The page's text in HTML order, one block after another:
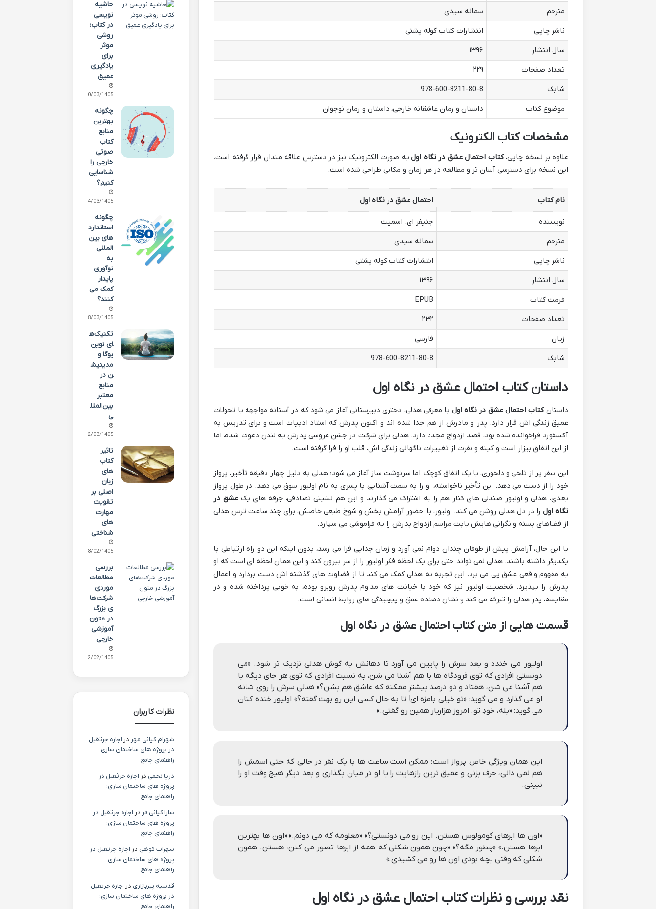
مترجم
سمانه سیدی
ناشر چاپی
انتشارات کتاب کوله پشتی
سال انتشار
۱۳۹۶
تعداد صفحات
۲۲۹
شابک
978-600-8211-80-8
موضوع کتاب
داستان و رمان عاشقانه خارجی، داستان و رمان نوجوان
مشخصات کتاب الکترونیک
علاوه بر نسخه چاپی،کتاب احتمال عشق در نگاه اولبه صورت الکترونیک نیز در دسترس علاقه مندان قرار گرفته است.
این نسخه برای دسترسی آسان تر و مطالعه در هر زمان و مکانی طراحی شده است.
نام کتاب احتمال عشق در نگاه اول
نویسنده
جنیفر ای. اسمیت
مترجم
سمانه سیدی
ناشر چاپی
انتشارات کتاب کوله پشتی
سال انتشار
۱۳۹۶
فرمت کتاب
EPUB
تعداد صفحات
۲۳۲
زبان
فارسی
شابک
978-600-8211-80-8
داستان کتاب احتمال عشق در نگاه اول
داستانکتاب احتمال عشق در نگاه اول با معرفی هدلی، دختری دبیرستانی آغاز می شود که در آستانه مواجهه با تحولات
عمیق زندگی اش قرار دارد. پدر و مادرش از هم جدا شده اند و اکنون پدرش که استاد ادبیات است و برای تدریس به
آکسفورد فراخوانده شده بود، قصد ازدواج مجدد دارد. هدلی برای شرکت در جشن عروسی پدرش به لندن دعوت شده، اما
از این اتفاق بیزار است و کینه و نفرت از تغییرات ناگهانی زندگی اش، قلب او را فرا گرفته است.
این سفر پر از تلخی و دلخوری، با یک اتفاق کوچک اما سرنوشت ساز آغاز می شود؛ هدلی به دلیل چهار دقیقه تأخیر، پرواز
خود را از دست می دهد. این تأخیر ناخواسته، او را به سمت آشنایی با پسری به نام اولیور سوق می دهد. در طول پرواز
بعدی، هدلی و اولیور صندلی های کنار هم را به اشتراک می گذارند و این هم نشینی تصادفی، جرقه های یکعشق در
نگاه اولرا در دل هدلی روشن می کند. اولیور، با حضور آرامش بخش و شوخ طبعی خاصش، برای چند ساعت ترس هدلی
از فضاهای بسته و نگرانی هایش بابت مراسم ازدواج پدرش را به فراموشی می سپارد.
با این حال، آرامش پیش از طوفان چندان دوام نمی آورد و زمان جدایی فرا می رسد، بدون اینکه این دو راه ارتباطی با
یکدیگر داشته باشند. هدلی نمی تواند حتی برای یک لحظه فکر اولیور را از سر بیرون کند و این همان لحظه ای است که او
به مفهوم واقعی عشق پی می برد. این تجربه به هدلی کمک می کند تا از قضاوت های گذشته اش دست بردارد و اعمال
پدرش را بپذیرد. شخصیت اولیور نیز که خود با خیانت های مداوم پدرش روبرو بوده، به خوبی پرداخته شده و در
مقایسه، پدر هدلی را تبرئه می کند و نشان دهنده عمق و پیچیدگی های روابط انسانی است.
قسمت هایی از متن کتاب احتمال عشق در نگاه اول
اولیور می خندد و بعد سرش را پایین می آورد تا دهانش به گوش هدلی نزدیک تر شود. «می
دونستی افرادی که توی فرودگاه ها با هم آشنا می شن، به نسبت افرادی که توی هر جای دیگه با
هم آشنا می شن، هفتاد و دو درصد بیشتر ممکنه که عاشق هم بشن؟» هدلی سرش را روی شانه
او می گذارد و می گوید: «تو خیلی بامزه ای! تا به حال کسی این رو بهت گفته؟» اولیور خنده کنان
می گوید: «بله، خودِ تو. امروز هزاربار همین رو گفتی.»
این همان ویژگی خاص پرواز است؛ ممکن است ساعت ها با یک نفر در حالی که حتی اسمش را
هم نمی دانی، حرف بزنی و عمیق ترین رازهایت را با او در میان بگذاری و بعد دیگر هیچ وقت او را
نبینی.
«اون ها ابرهای کومولوس هستن. این رو می دونستی؟» «معلومه که می دونم.» «اون ها بهترین
ابرها هستن.» «چطور مگه؟» «چون همون شکلی که همه از ابرها تصور می کنن، هستن. همون
شکلی که وقتی بچه بودی اون ها رو می کشیدی.»
نقد بررسی و نظرات کتاب احتمال عشق در نگاه اول
حاشیه
نویسی
در کتاب:
روشی
موثر
برای
یادگیری
عمیق
20/03/1405
چگونه
بهترین
منابع
کتاب
صوتی
خارجی را
شناسایی
کنیم؟
14/03/1405
چگونه
استاندارد
های بین
المللی
به
نوآوری
پایدار
کمک می
کنند؟
08/03/1405
تکنیک‌ه
ای نوین
یوگا و
مدیتیش
ن در
منابع
معتبر
بین‌الملل
ی
02/03/1405
تاثیر
کتاب
های
زبان
اصلی بر
تقویت
مهارت
های
شناختی
28/02/1405
بررسی
مطالعات
موردی
شرکت‌ها
ی بزرگ
در متون
آموزشی
خارجی
22/02/1405
نظرات کاربران
شهرام کیانی مهر در اجاره جرثقیل
در پروژه های ساختمان سازی:
راهنمای جامع
دریا نجفی در اجاره جرثقیل در
پروژه های ساختمان سازی:
راهنمای جامع
سارا کیانی فر در اجاره جرثقیل در
پروژه های ساختمان سازی:
راهنمای جامع
سهراب کوهی در اجاره جرثقیل در
پروژه های ساختمان سازی:
راهنمای جامع
قدسیه پیربازاری در اجاره جرثقیل
در پروژه های ساختمان سازی:
راهنمای جامع